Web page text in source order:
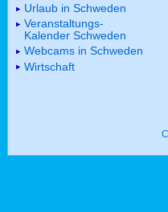
Urlaub in Schweden
Veranstaltungs-
Kalender Schweden
Webcams in Schweden
Wirtschaft